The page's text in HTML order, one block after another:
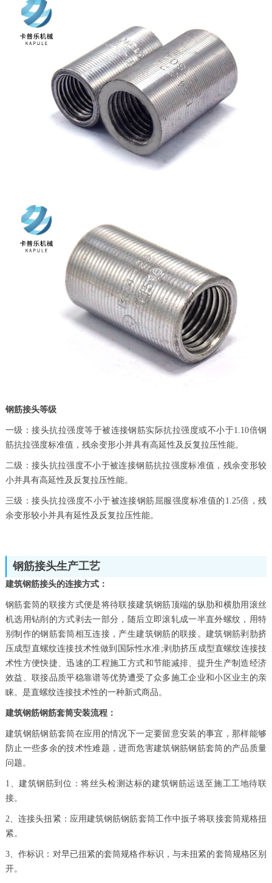
钢筋接头等级
一级：接头抗拉强度等于被连接钢筋实际抗拉强度或不小于1.10倍钢
筋抗拉强度标准值，残余变形小并具有高延性及反复拉压性能。
二级：接头抗拉强度不小于被连接钢筋抗拉强度标准值，残余变形较
小并具有高延性及反复拉压性能。
三级：接头抗拉强度不小于被连接钢筋屈服强度标准值的1.25倍，残
余变形较小并具有延性及反复拉压性能。
钢筋接头生产工艺
建筑钢筋接头的连接方式：
钢筋套筒的联接方式便是将待联接建筑钢筋顶端的纵肋和横肋用滚丝
机选用钻削的方式剥去一部分，随后立即滚轧成一半直外螺纹，用特
别制作的钢筋套筒相互连接，产生建筑钢筋的联接。建筑钢筋剥肋挤
压成型直螺纹连接技术性做到国际性水准;剥肋挤压成型直螺纹连接技
术性方便快捷、迅速的工程施工方式和节能减排、提升生产制造经济
效益、联接品质平稳靠谱等优势遭受了众多施工企业和小区业主的亲
睐。是直螺纹连接技术性的一种新式商品。
建筑钢筋钢筋套筒安装流程：
建筑钢筋钢筋套筒在应用的情况下一定要留意安装的事宜，那样能够
防止一些多余的技术性难题，进而危害建筑钢筋钢筋套筒的产品质量
问题。
1、建筑钢筋到位：将丝头检测达标的建筑钢筋运送至施工工地待联
接。
2、连接头扭紧：应用建筑钢筋钢筋套筒工作中扳子将联接套筒规格扭
紧。
3、作标识：对早已扭紧的套筒规格作标识，与未扭紧的套筒规格区别
开。